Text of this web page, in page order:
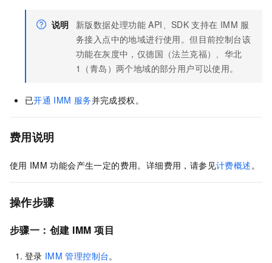
说明 新版数据处理功能 API、SDK 支持在 IMM 服
务接入点中的地域进行使用。但目前控制台该
功能在灰度中，仅德国（法兰克福）、华北
1（青岛）两个地域的部分用户可以使用。
已开通 IMM 服务并完成授权。
费用说明
使用 IMM 功能会产生一定的费用。详细费用，请参见计费概述。
操作步骤
步骤一：创建 IMM 项目
登录 IMM 管理控制台。